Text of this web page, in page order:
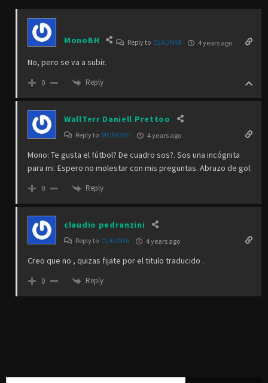
MonoBH Reply to CLAUNYA 4 years ago
No, pero se va a subir.
0 Reply
WallTerr Daniell Prettoo
Reply to MONOBH 4 years ago
Mono: Te gusta el fútbol? De cuadro sos?. Sos una incógnita
para mi. Espero no molestar con mis preguntas. Abrazo de gol.
0 Reply
claudio pedranzini
Reply to CLAUNYA 4 years ago
Creo que no , quizas fijate por el titulo traducido .
0 Reply